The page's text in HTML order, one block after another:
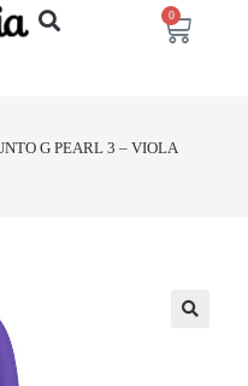
0
G PEARL 3 – VIOLA